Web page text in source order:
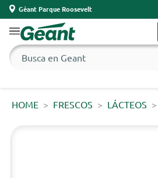
Géant Parque Roosevelt
HOME FRESCOS LÁCTEOS